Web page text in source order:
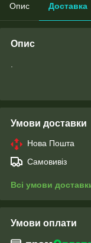
Опис Доставка
Опис
Умови доставки
Нова Пошта
Самовивіз
Всі умови
Умови оплати